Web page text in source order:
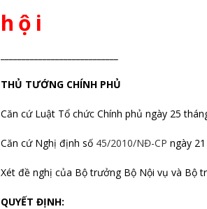
hội
THỦ TƯỚNG CHÍNH PHỦ
Căn cứ Luật Tổ chức Chính phủ ngày 25
Căn cứ Nghị định số 45/2010/NĐ-CP ngày
Xét đề nghị của Bộ trưởng Bộ Nội vụ và Bộ
QUYẾT ĐỊNH: